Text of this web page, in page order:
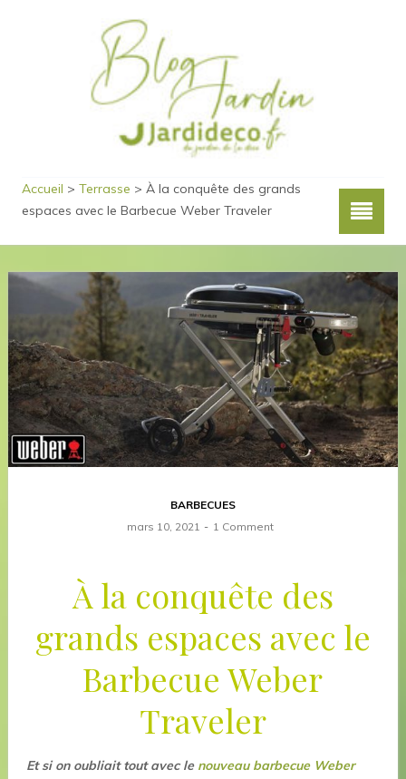
Accueil > Terrasse > À la conquête des grands
espaces avec le Barbecue Weber Traveler
BARBECUES
mars 10, 2021
1 Comment
À la conquête des
grands espaces avec le
Barbecue Weber
Traveler
Et si on oubliait tout avec le nouveau barbecue Weber